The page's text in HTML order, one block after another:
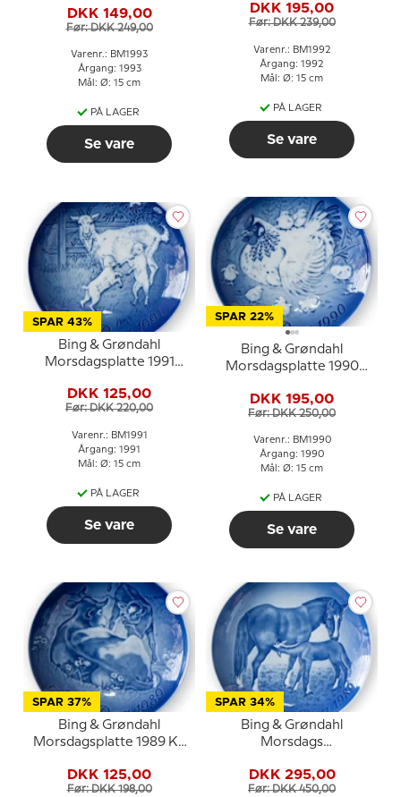
hvalpe
DKK 149,00
Før: DKK 249,00
Varenr.: BM1993
Årgang: 1993
Mål: Ø: 15 cm
PÅ LAGER
Se vare
DKK 195,00
Før: DKK 239,00
Varenr.: BM1992
Årgang: 1992
Mål: Ø: 15 cm
PÅ LAGER
Se vare
SPAR 43%
Bing & Grøndahl
Morsdagsplatte 1991
DKK 125,00
Før: DKK 220,00
Varenr.: BM1991
Årgang: 1991
Mål: Ø: 15 cm
PÅ LAGER
Se vare
SPAR 22%
Bing & Grøndahl
Morsdagsplatte 1990
DKK 195,00
Før: DKK 250,00
Varenr.: BM1990
Årgang: 1990
Mål: Ø: 15 cm
PÅ LAGER
Se vare
SPAR 37%
Bing & Grøndahl
Morsdagsplatte 1989 Ko
DKK 125,00
Før: DKK 198,00
SPAR 34%
Bing & Grøndahl
Morsdags
cm Hest med føl
DKK 295,00
Før: DKK 450,00